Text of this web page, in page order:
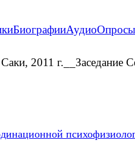
БиографииАудиоОпросы
2011 г.__Заседание